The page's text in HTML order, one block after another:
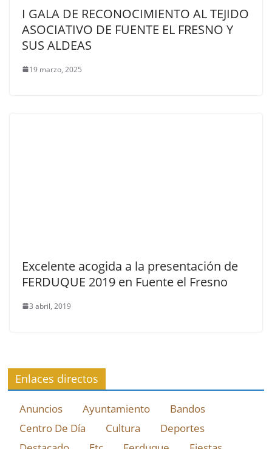
I GALA DE RECONOCIMIENTO AL TEJIDO
ASOCIATIVO DE FUENTE EL FRESNO Y
SUS ALDEAS
19 marzo, 2025
Excelente acogida a la presentación de
FERDUQUE 2019 en Fuente el Fresno
3 abril, 2019
Enlaces directos
Anuncios Ayuntamiento
Bandos
Centro De Día
Cultura
Deportes